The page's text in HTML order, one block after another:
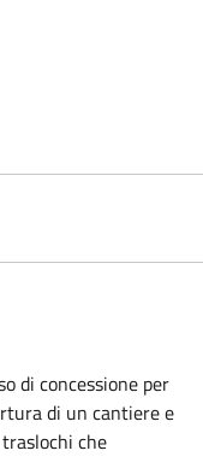
di concessione per
di un cantiere e
che